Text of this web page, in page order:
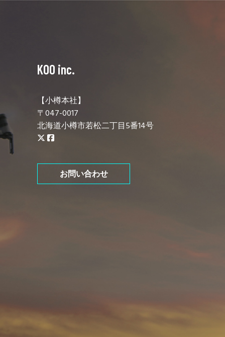
KOO inc.
【小樽本社】
〒047-0017
北海道小樽市若松二丁目5番14号
お問い合わせ